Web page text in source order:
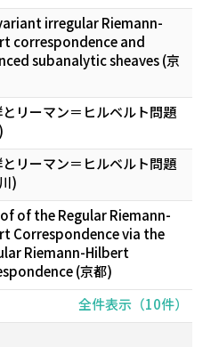
irregular Riemann-
correspondence and
subanalytic sheaves (京
とリーマン＝ヒルベルト問題
とリーマン＝ヒルベルト問題
)
of the Regular Riemann-
Correspondence via the
Riemann-Hilbert
(京都)
全件表示（10件）